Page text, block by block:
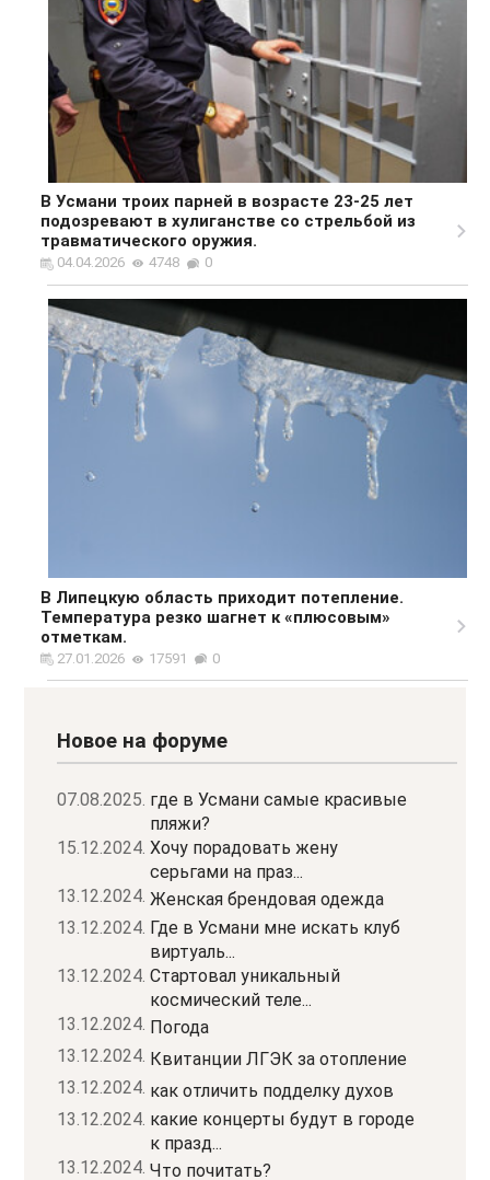
В Усмани троих парней в возрасте 23-25 лет
подозревают в хулиганстве со стрельбой из
травматического оружия.
04.04.2026 4748 0
В Липецкую область приходит потепление.
Температура резко шагнет к «плюсовым»
отметкам.
27.01.2026 17591 0
Новое на форуме
07.08.2025. где в Усмани самые красивые
пляжи?
15.12.2024. Хочу порадовать жену
серьгами на праз...
13.12.2024. Женская брендовая одежда
13.12.2024. Где в Усмани мне искать клуб
виртуаль...
13.12.2024. Стартовал уникальный
космический теле...
13.12.2024. Погода
13.12.2024. Квитанции ЛГЭК за отопление
13.12.2024. как отличить подделку духов
13.12.2024. какие концерты будут в городе
к празд...
13.12.2024. Что почитать?